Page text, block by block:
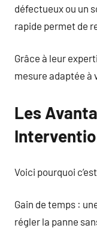
défectueux ou un
rapide permet de
Grâce à leur
mesure adaptée à
Les
Voici pourquoi
Gain de temps :
régler la panne